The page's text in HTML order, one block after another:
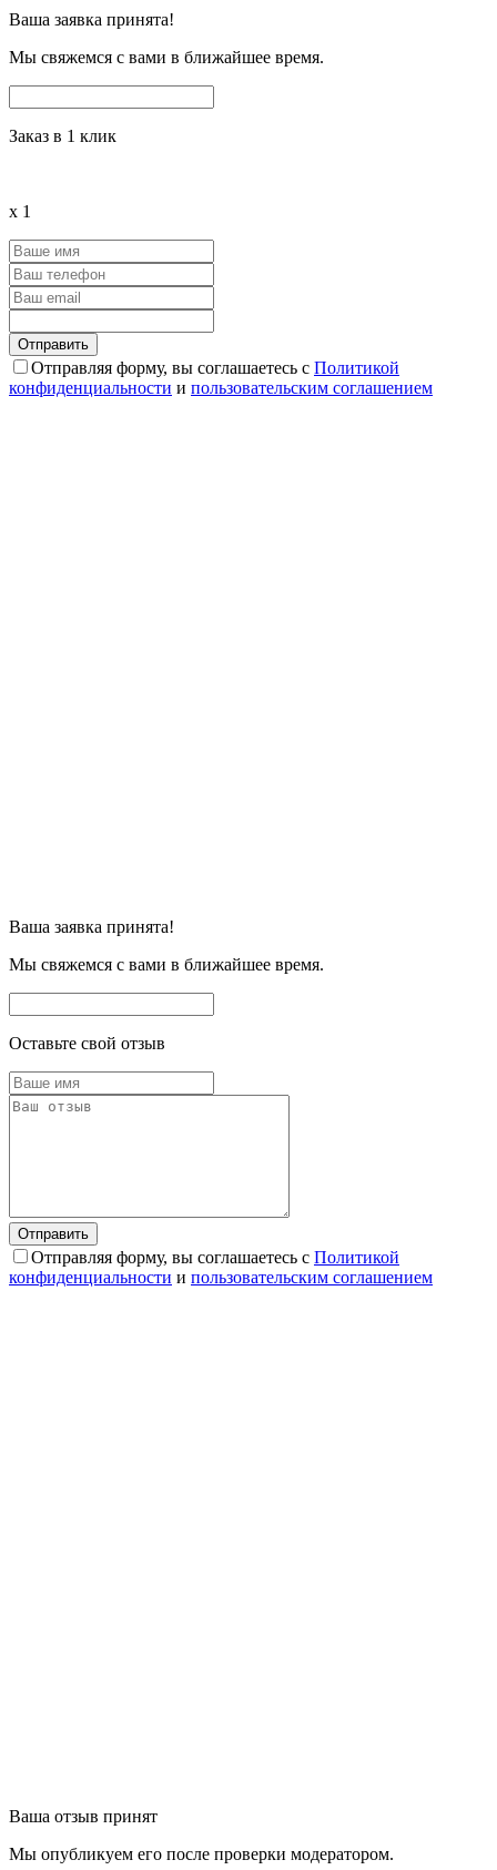
Ваша заявка принята!
Мы свяжемся с вами в ближайшее время.
Заказ в 1 клик
x 1
Отправляя форму, вы соглашаетесь с Политикой
конфиденциальности и пользовательским соглашением
Ваша заявка принята!
Мы свяжемся с вами в ближайшее время.
Оставьте свой отзыв
Отправляя форму, вы соглашаетесь с Политикой
конфиденциальности и пользовательским соглашением
Ваша отзыв принят
Мы опубликуем его после проверки модератором.